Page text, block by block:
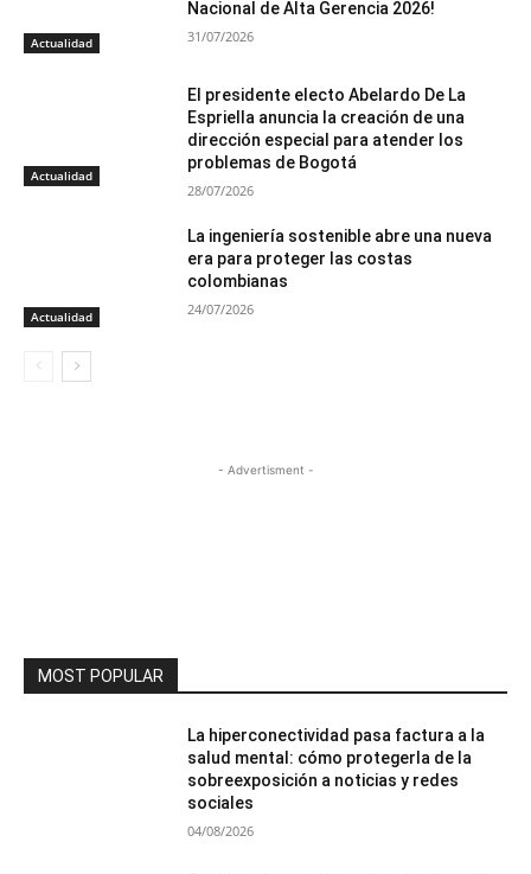
Actualidad
Nacional de Alta Gerencia 2026!
31/07/2026
Actualidad
El presidente electo Abelardo De La
Espriella anuncia la creación de una
dirección especial para atender los
problemas de Bogotá
28/07/2026
Actualidad
La ingeniería sostenible abre una nueva
era para proteger las costas
colombianas
24/07/2026
- Advertisment -
MOST POPULAR
La hiperconectividad pasa factura a la
salud mental: cómo protegerla de la
sobreexposición a noticias y redes
sociales
04/08/2026